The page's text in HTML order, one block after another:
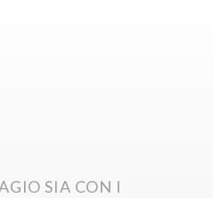
SIA CON I